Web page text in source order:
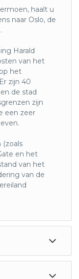
van de
met niet-duurzame
en de
in het land
en het land voert
te
Ruim
was elektrisch.
haalt u
naar Oslo, de
Harald
van het
het
zijn 40
de stad
zijn
een zeer
(zoals
en het
van het
van de